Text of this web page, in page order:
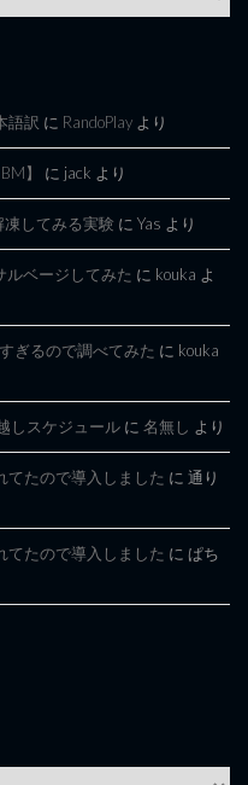
語訳 に RandoPlay より
】 に jack より
してみる実験 に Yas より
ルベージしてみた に kouka よ
ぎるので調べてみた に kouka
しスケジュール に 名無し より
てたので導入しました に 通り
てたので導入しました に ぱち